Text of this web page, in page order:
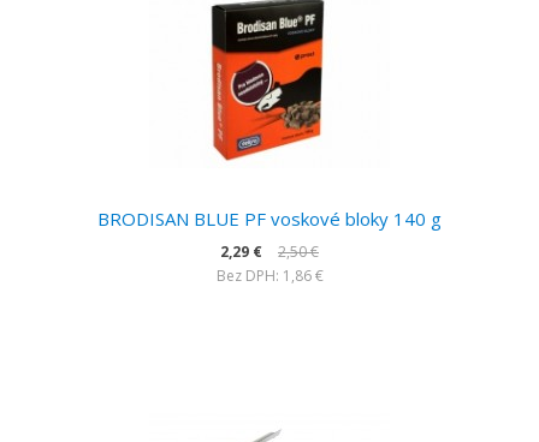
BRODISAN BLUE PF voskové bloky 140 g
2,29 €
2,50 €
Bez DPH: 1,86 €